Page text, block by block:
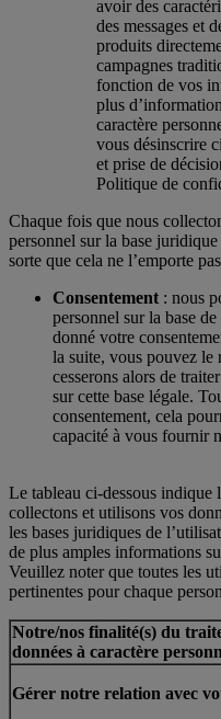
avoir des
des messages et
produits
campagnes
fonction de vos
plus
caractère
vous désinscrire
et prise de
Politique de
Chaque fois que nous
personnel sur la base
sorte que cela ne l’emporte
Consentement : nous
personnel sur la base
donné votre
la suite, vous pouvez le
cesserons alors de
sur cette base légale.
consentement, cela
capacité à vous fournir
Le tableau ci-dessous indique
collectons et utilisons vos
les bases juridiques de
de plus amples informations
Veuillez noter que toutes les
pertinentes pour chaque
Notre/nos finalité(s) du
données à caractère
Gérer notre relation avec